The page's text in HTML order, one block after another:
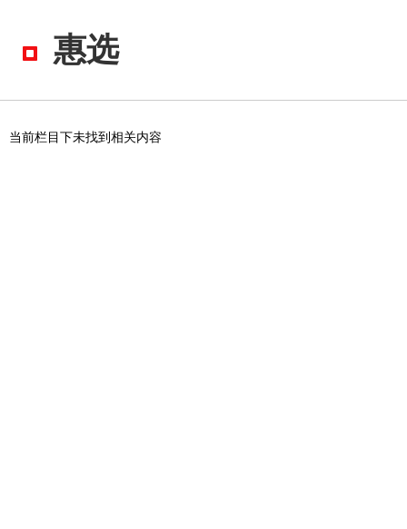
惠选
当前栏目下未找到相关内容